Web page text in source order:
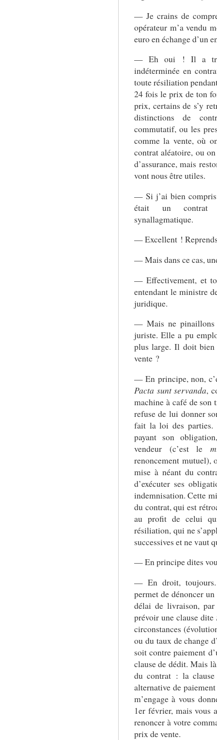
— Je crains de
opérateur m’a vendu
euro en échange d’un
— Eh oui ! Il a
indéterminée en
toute résiliation
24 fois le prix de ton
prix, certains de s’y
distinctions de
commutatif, ou les
comme la vente, où
contrat aléatoire, ou
d’assurance, mais
vont nous être utiles.
— Si j’ai bien
était un contrat
synallagmatique.
— Excellent !
— Mais dans ce cas,
— Effectivement, et
entendant le ministre
juridique.
— Mais ne pinaillons
juriste. Elle a pu
plus large. Il doit bien
vente ?
— En principe, non,
Pacta sunt servanda,
machine à café de son
refuse de lui donner
fait la loi des parties.
payant son
vendeur (c’est le
renoncement mutuel),
mise à néant du
d’exécuter ses
indemnisation. Cette
du contrat, qui est
au profit de celui
résiliation, qui ne
successives et ne vaut
— En principe dites
— En droit, toujours.
permet de dénoncer
délai de livraison,
prévoir une clause dite
circonstances
ou du taux de change
soit contre paiement
clause de dédit. Mais
du contrat : la clause
alternative de
m’engage à vous
1er février, mais vous
renoncer à votre
prix de vente.